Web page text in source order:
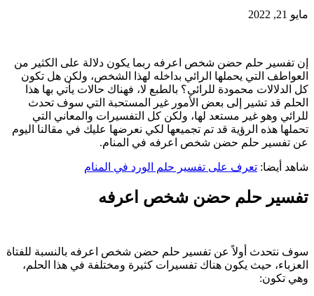
مايو 21, 2022
إن تفسير حلم حضن شخص اعرفه ربما يكون دلالة على الكثير من
العواطف التي يحملها الرائي بداخله لهذا الشخص، ولكن هل تكون
كل الدلالات محمودة للرائي؟ بالطبع لا، فهناك حالات يأتي بها هذا
الحلم قد تشير إلى بعض الأمور غير المستحبة التي سوف تحدث
للرائي وهو غير مستعد لها، ولكن كل التفسيرات والمعاني التي
تحملها هذه الرؤية قد تم تجميعها لكي نعرضها عليك في مقالنا اليوم
عن تفسير حلم حضن شخص اعرفه في المنام.
شاهد أيضا: تعرف على تفسير حلم الورد في المنام
تفسير حلم حضن شخص اعرفه
سوف نتحدث أولاً عن تفسير حلم حضن شخص اعرفه بالنسبة للفتاة
العزباء، حيث يكون هناك تفسيرات كثيرة ومختلفة في هذا الحلم،
وهي تكون: